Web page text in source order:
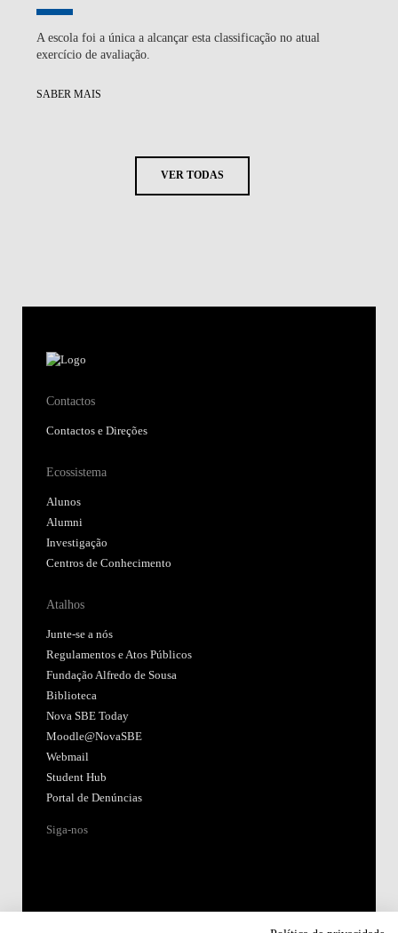
A escola foi a única a alcançar esta classificação no atual
exercício de avaliação.
SABER MAIS
VER TODAS
Contactos
Contactos e Direções
Ecossistema
Alunos
Alumni
Investigação
Centros de Conhecimento
Atalhos
Junte-se a nós
Regulamentos e Atos Públicos
Fundação Alfredo de Sousa
Biblioteca
Nova SBE Today
Moodle@NovaSBE
Webmail
Student Hub
Portal de Denúncias
Siga-nos